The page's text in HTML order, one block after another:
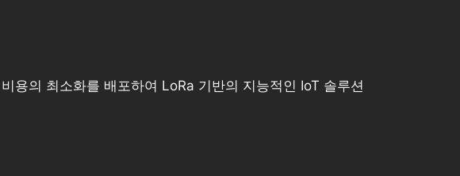
용의 최소화를 배포하여 LoRa 기반의 지능적인 IoT 솔루션